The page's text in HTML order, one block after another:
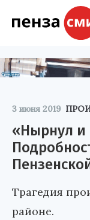
3 июня 2019
«Нырнул и
Трагедия
районе.